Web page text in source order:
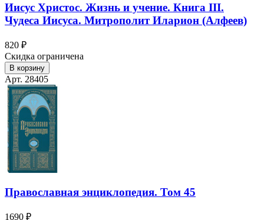
Иисус Христос. Жизнь и учение. Книга III.
Чудеса Иисуса. Митрополит Иларион (Алфеев)
820 ₽
Скидка ограничена
В корзину
Арт. 28405
Православная энциклопедия. Том 45
1690 ₽